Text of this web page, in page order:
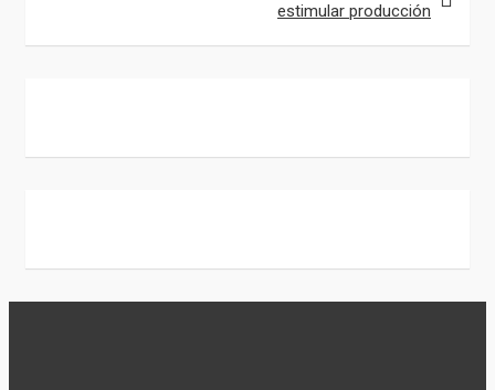
m
estimular producción